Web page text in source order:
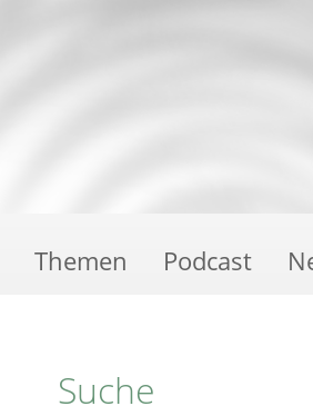
Themen Podcast
Suche